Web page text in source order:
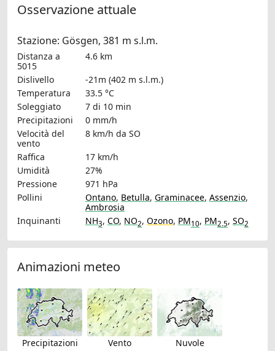
Osservazione attuale
Stazione: Gösgen, 381 m s.l.m.
Distanza a
5015
4.6 km
Dislivello
-21m (402 m s.l.m.)
Temperatura
33.5 °C
Soleggiato
7 di 10 min
Precipitazioni
0 mm/h
Velocità del
vento
8 km/h da SO
Raffica
17 km/h
Umidità
27%
Pressione
971 hPa
Pollini
Ontano, Betulla, Graminacee, Assenzio,
Ambrosia
Inquinanti
NH3, CO, NO2, Ozono, PM10, PM2.5, SO2
Animazioni meteo
Precipitazioni Vento Nuvole